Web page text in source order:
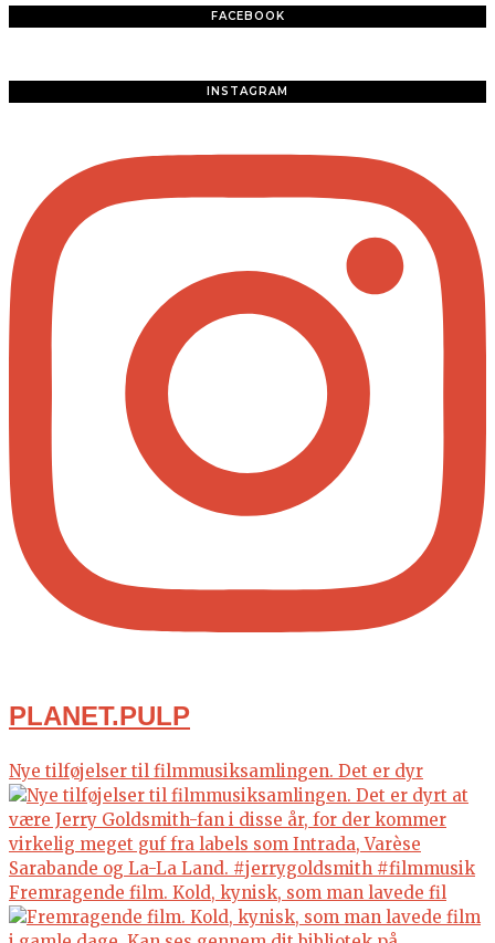
FACEBOOK
INSTAGRAM
PLANET.PULP
Nye tilføjelser til filmmusiksamlingen. Det er dyr
Fremragende film. Kold, kynisk, som man lavede fil